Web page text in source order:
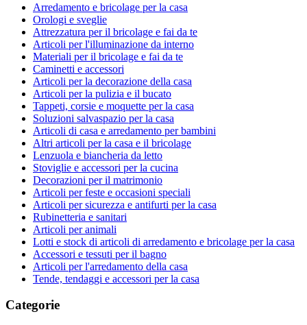
Arredamento e bricolage per la casa
Orologi e sveglie
Attrezzatura per il bricolage e fai da te
Articoli per l'illuminazione da interno
Materiali per il bricolage e fai da te
Caminetti e accessori
Articoli per la decorazione della casa
Articoli per la pulizia e il bucato
Tappeti, corsie e moquette per la casa
Soluzioni salvaspazio per la casa
Articoli di casa e arredamento per bambini
Altri articoli per la casa e il bricolage
Lenzuola e biancheria da letto
Stoviglie e accessori per la cucina
Decorazioni per il matrimonio
Articoli per feste e occasioni speciali
Articoli per sicurezza e antifurti per la casa
Rubinetteria e sanitari
Articoli per animali
Lotti e stock di articoli di arredamento e bricolage per la casa
Accessori e tessuti per il bagno
Articoli per l'arredamento della casa
Tende, tendaggi e accessori per la casa
Categorie